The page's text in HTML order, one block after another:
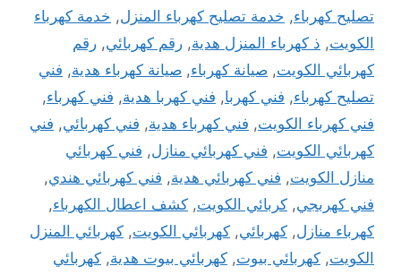
تصليح كهرباء, خدمة تصليح كهرباء المنزل, خدمة كهرباء
الكويت, ذ كهرباء المنزل هدية, رقم كهربائي, رقم
كهربائي الكويت, صيانة كهرباء, صيانة كهرباء هدية, فني
تصليح كهرباء, فني كهربا, فني كهربا هدية, فني كهرباء,
فني كهرباء الكويت, فني كهرباء هدية, فني كهربائي, فني
كهربائي الكويت, فني كهربائي منازل, فني كهربائي
منازل الكويت, فني كهربائي هدية, فني كهربائي هندي,
فني كهربجي, كربائي الكويت, كشف اعطال الكهرباء,
كهرباء منازل, كهربائي, كهربائي الكويت, كهربائي المنزل
الكويت, كهربائي بيوت, كهربائي بيوت هدية, كهربائي